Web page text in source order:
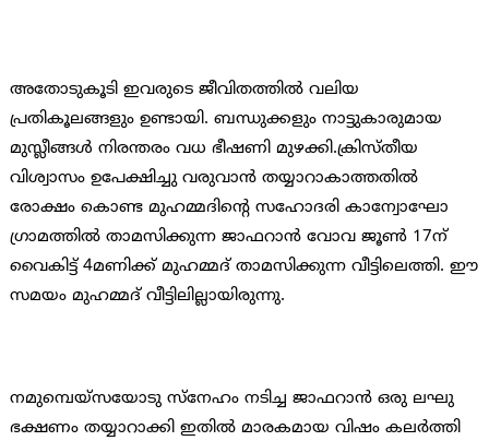
അതോടുകൂടി ഇവരുടെ ജീവിതത്തില്‍ വലിയ
പ്രതികൂലങ്ങളും ഉണ്ടായി. ബന്ധുക്കളും നാട്ടുകാരുമായ
മുസ്ലീങ്ങള്‍ നിരന്തരം വധ ഭീഷണി മുഴക്കി.ക്രിസ്തീയ
വിശ്വാസം ഉപേക്ഷിച്ചു വരുവാന്‍ തയ്യാറാകാത്തതില്‍
രോക്ഷം കൊണ്ട മുഹമ്മദിന്റെ സഹോദരി കാന്വോഘോ
ഗ്രാമത്തില്‍ താമസിക്കുന്ന ജാഫറാന്‍ വോവ ജൂണ്‍ 17ന്
വൈകിട്ട് 4മണിക്ക് മുഹമ്മദ് താമസിക്കുന്ന വീട്ടിലെത്തി. ഈ
സമയം മുഹമ്മദ് വീട്ടിലില്ലായിരുന്നു.
നമുമ്പെയ്സയോടു സ്നേഹം നടിച്ച ജാഫറാന്‍ ഒരു ലഘു
ഭക്ഷണം തയ്യാറാക്കി ഇതില്‍ മാരകമായ വിഷം കലര്‍ത്തി